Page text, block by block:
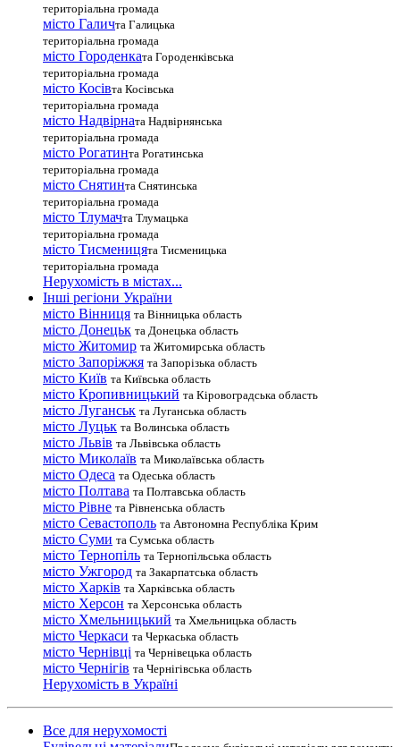
територіальна громада
місто Галичта Галицька
територіальна громада
місто Городенката Городенківська
територіальна громада
місто Косівта Косівська
територіальна громада
місто Надвірната Надвірнянська
територіальна громада
місто Рогатинта Рогатинська
територіальна громада
місто Снятинта Снятинська
територіальна громада
місто Тлумачта Тлумацька
територіальна громада
місто Тисменицята Тисменицька
територіальна громада
Нерухомість в містах...
Інші регіони України
місто Вінниця та Вінницька область
місто Донецьк та Донецька область
місто Житомир та Житомирська область
місто Запоріжжя та Запорізька область
місто Київ та Київська область
місто Кропивницький та Кіровоградська область
місто Луганськ та Луганська область
місто Луцьк та Волинська область
місто Львів та Львівська область
місто Миколаїв та Миколаївська область
місто Одеса та Одеська область
місто Полтава та Полтавська область
місто Рівне та Рівненська область
місто Севастополь та Автономна Республіка Крим
місто Суми та Сумська область
місто Тернопіль та Тернопільська область
місто Ужгород та Закарпатська область
місто Харків та Харківська область
місто Херсон та Херсонська область
місто Хмельницький та Хмельницька область
місто Черкаси та Черкаська область
місто Чернівці та Чернівецька область
місто Чернігів та Чернігівська область
Нерухомість в Україні
Все для нерухомості